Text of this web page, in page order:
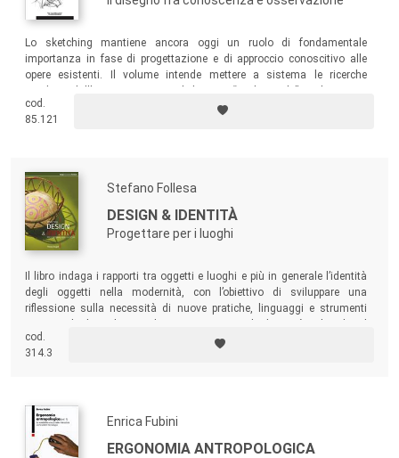
Lo sketching mantiene ancora oggi un ruolo di fondamentale
importanza in fase di progettazione e di approccio conoscitivo alle
opere esistenti. Il volume intende mettere a sistema le ricerche
espressivo per la comunicazione delle idee e della realtà in un’epoca
dominata dagli strumenti e dalle tecniche digitali.
cod.
85.121
Stefano Follesa
DESIGN & IDENTITÀ
Progettare per i luoghi
Il libro indaga i rapporti tra oggetti e luoghi e più in generale l’identità
degli oggetti nella modernità, con l’obiettivo di sviluppare una
riflessione sulla necessità di nuove pratiche, linguaggi e strumenti
saper fare dei nostri territori.
cod.
314.3
Enrica Fubini
ERGONOMIA ANTROPOLOGICA